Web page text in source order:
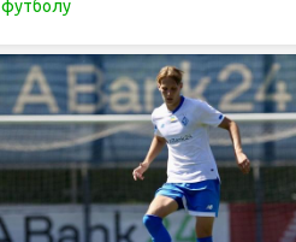
футболу